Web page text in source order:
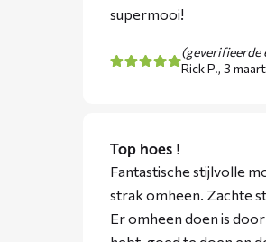
supermooi!
(geverifieerde
Rick P., 3
Top hoes !
Fantastische stijlvolle
strak omheen. Zachte
Er omheen doen is